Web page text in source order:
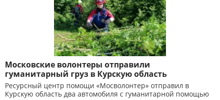
Московские волонтеры отправили
гуманитарный груз в Курскую область
Ресурсный центр помощи «Мосволонтер» отправил в
Курскую область два автомобиля с гуманитарной помощью